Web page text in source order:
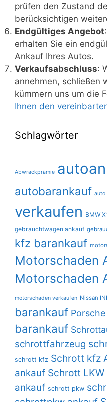
prüfen den Zustand
berücksichtigen
Endgültiges Angebot
erhalten Sie ein
Ankauf Ihres Autos.
Verkaufsabschluss:
annehmen, schließen
kümmern uns um die
Ihnen den
Schlagwörter
Abwrackprämie
autobarankauf auto
verkaufen BMW X1
gebrauchtwagen ankauf
kfz barankauf
Motorschaden
Motorschaden
motorschaden verkaufen Nissan
barankauf
barankauf
schrottfahrzeug
schrott kfz Schrott kfz
ankauf Schrott LKW
ankauf schrott pkw